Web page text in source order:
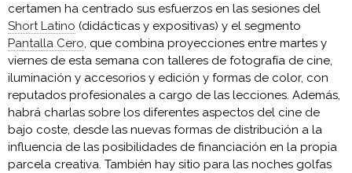
certamen ha centrado sus esfuerzos en las sesiones del
Short Latino (didácticas y expositivas) y el segmento
Pantalla Cero, que combina proyecciones entre martes y
viernes de esta semana con talleres de fotografía de cine,
iluminación y accesorios y edición y formas de color, con
reputados profesionales a cargo de las lecciones. Además,
habrá charlas sobre los diferentes aspectos del cine de
bajo coste, desde las nuevas formas de distribución a la
influencia de las posibilidades de financiación en la propia
parcela creativa. También hay sitio para las noches golfas